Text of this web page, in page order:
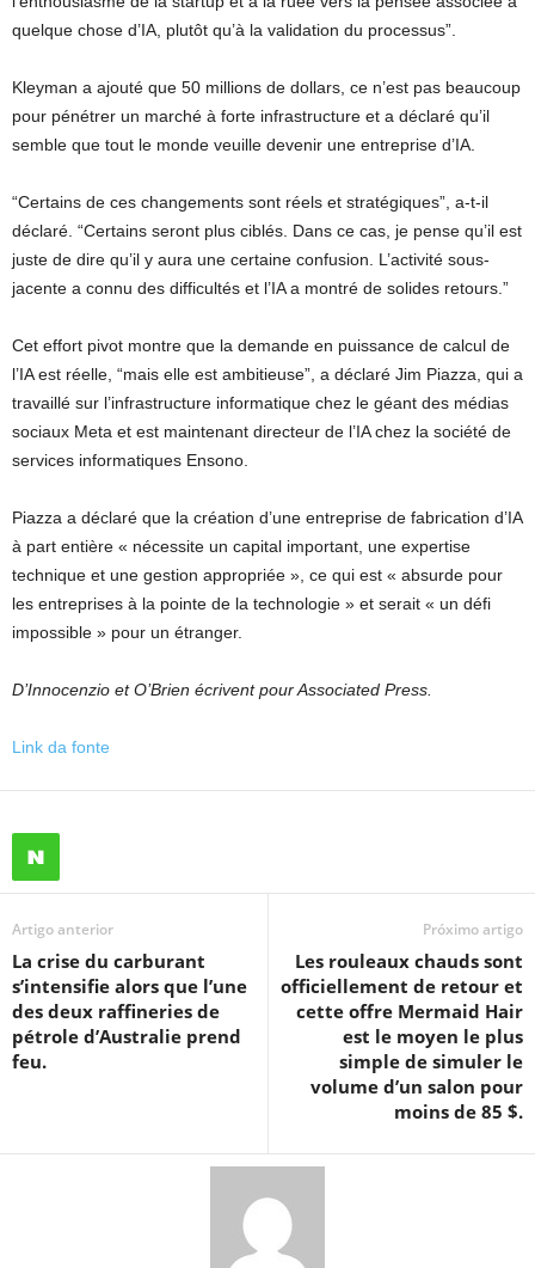
quelque chose d’IA, plutôt qu’à la validation du processus”.
Kleyman a ajouté que 50 millions de dollars, ce n’est pas beaucoup
pour pénétrer un marché à forte infrastructure et a déclaré qu’il
semble que tout le monde veuille devenir une entreprise d’IA.
“Certains de ces changements sont réels et stratégiques”, a-t-il
déclaré. “Certains seront plus ciblés. Dans ce cas, je pense qu’il est
juste de dire qu’il y aura une certaine confusion. L’activité sous-
jacente a connu des difficultés et l’IA a montré de solides retours.”
Cet effort pivot montre que la demande en puissance de calcul de
l’IA est réelle, “mais elle est ambitieuse”, a déclaré Jim Piazza, qui a
travaillé sur l’infrastructure informatique chez le géant des médias
sociaux Meta et est maintenant directeur de l’IA chez la société de
services informatiques Ensono.
Piazza a déclaré que la création d’une entreprise de fabrication d’IA
à part entière « nécessite un capital important, une expertise
technique et une gestion appropriée », ce qui est « absurde pour
les entreprises à la pointe de la technologie » et serait « un défi
impossible » pour un étranger.
D’Innocenzio et O’Brien écrivent pour Associated Press.
Link da fonte
Artigo anterior
La crise du carburant
s’intensifie alors que l’une
des deux raffineries de
pétrole d’Australie prend
feu.
Próximo artigo
Les rouleaux chauds sont
officiellement de retour et
cette offre Mermaid Hair
est le moyen le plus
simple de simuler le
volume d’un salon pour
moins de 85 $.